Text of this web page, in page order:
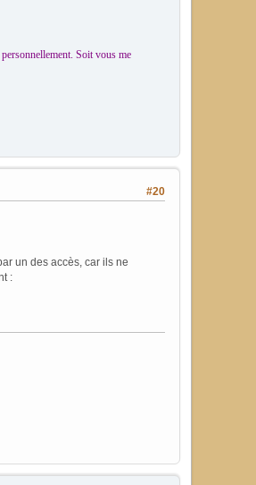
Soit vous me
#20
un des accès, car ils ne
: